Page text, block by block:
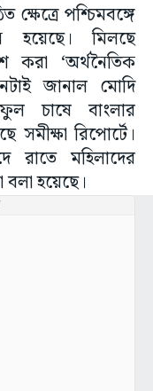
ক্ষেত্রে পশ্চিমবঙ্গে
হয়েছে। মিলছে
করা ‘অর্থনৈতিক
জানাল মোদি
চাষে বাংলার
রিপোর্টে।
রাতে মহিলাদের
বলা হয়েছে।